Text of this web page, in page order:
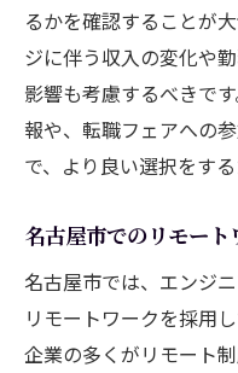
るかを確認することが
ジに伴う収入の変化や
影響も考慮するべきで
報や、転職フェアへの
で、より良い選択をす
名古屋市でのリモー
名古屋市では、エンジ
リモートワークを採用
企業の多くがリモート